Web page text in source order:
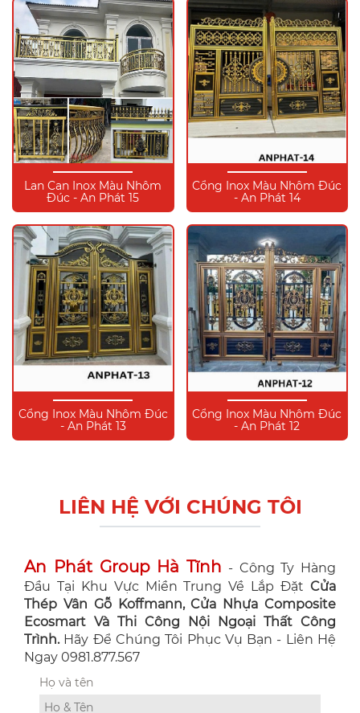
Lan Can Inox Màu Nhôm
Đúc - An Phát 15
Cổng Inox Màu Nhôm Đúc
- An Phát 14
Cổng Inox Màu Nhôm Đúc
- An Phát 13
Cổng Inox Màu Nhôm Đúc
- An Phát 12
LIÊN HỆ VỚI CHÚNG TÔI
An Phát Group Hà Tĩnh - Công Ty Hàng
Đầu Tại Khu Vực Miền Trung Về Lắp Đặt Cửa
Thép Vân Gỗ Koffmann, Cửa Nhựa Composite
Ecosmart Và Thi Công Nội Ngoại Thất Công
Trình. Hãy Để Chúng Tôi Phục Vụ Bạn - Liên Hệ
Ngay 0981.877.567
Họ và tên